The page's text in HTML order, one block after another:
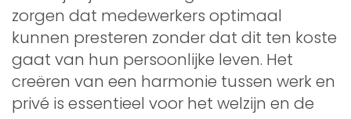
zorgen dat medewerkers optimaal
kunnen presteren zonder dat dit ten koste
gaat van hun persoonlijke leven. Het
creëren van een harmonie tussen werk en
privé is essentieel voor het welzijn en de